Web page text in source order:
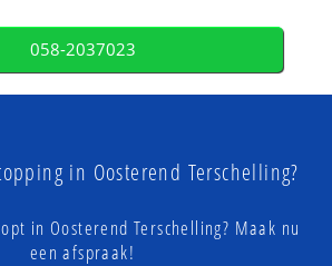
058-2037023
in Oosterend Terschelling?
in Oosterend Terschelling? Maak nu
een afspraak!